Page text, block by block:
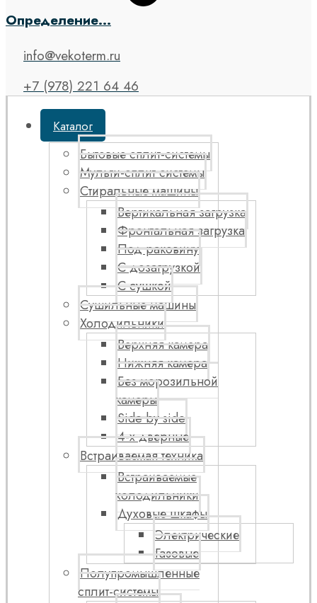
Определение...
info@vekoterm.ru
+7 (978) 221 64 46
Каталог
Бытовые сплит-системы
Мульти-сплит системы
Стиральные машины
Вертикальная загрузка
Фронтальная загрузка
Под раковину
С дозагрузкой
С сушкой
Сушильные машины
Холодильники
Верхняя камера
Нижняя камера
Без морозильной
камеры
Side by side
4-х дверные
Встраиваемая техника
Встраиваемые
холодильники
Духовые шкафы
Электрические
Газовые
Полупромышленные
сплит-системы